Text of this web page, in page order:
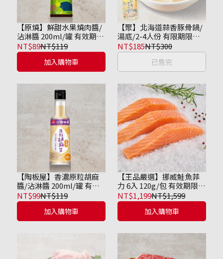
【原燒】鮮甜水果燒肉醬/
沾淋醬 200ml/罐 有效期限
僅到2026/11/19
NT$89NT$119
加入購物車
【聚】北海道蒜香豚骨鍋/
湯底/2-4人份 有限期限到
2027/02/21
NT$185NT$300
已售完
【陶板屋】香濃原粒胡麻
醬/沾淋醬 200ml/罐 有效
期限僅到2027/01/06
NT$99NT$119
加入購物車
【王品嚴選】挪威鮭魚菲
力 6入 120g/包 有效期限到
2026/11/08
NT$1,199NT$1,599
加入購物車